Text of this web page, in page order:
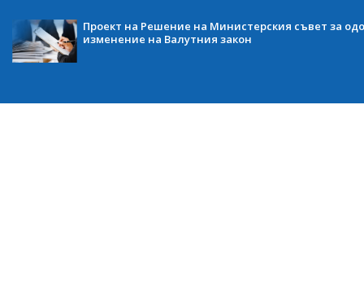
Проект на Решение на Министерския съвет за
изменение на Валутния закон